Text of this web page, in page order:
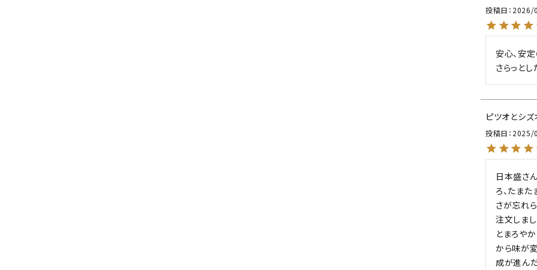
投稿日 2026/
安心、安
さらっと
ピツオとシズ
投稿日 2025/
日本盛さ
ろ、たま
さが忘れ
注文しま
とまろや
から味が
成が進ん